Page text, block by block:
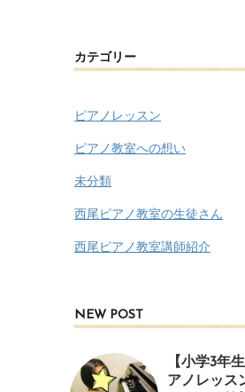
カテゴリー
ピアノレッスン
ピアノ教室への想い
未分類
西尾ピアノ教室の生徒さん
西尾ピアノ教室講師紹介
NEW POST
【小学3年
アノレッス